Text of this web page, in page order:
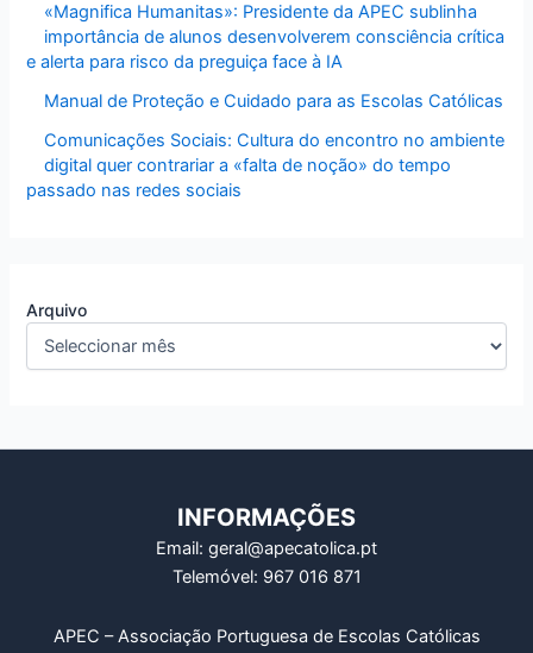
«Magnifica Humanitas»: Presidente da APEC sublinha
importância de alunos desenvolverem consciência crítica
e alerta para risco da preguiça face à IA
Manual de Proteção e Cuidado para as Escolas Católicas
Comunicações Sociais: Cultura do encontro no ambiente
digital quer contrariar a «falta de noção» do tempo
passado nas redes sociais
Arquivo
INFORMAÇÕES
Email: geral@apecatolica.pt
Telemóvel: 967 016 871
APEC – Associação Portuguesa de Escolas Católicas